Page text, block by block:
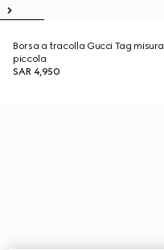
Borsa a tracolla Gucci Tag misura
piccola
SAR 4,950